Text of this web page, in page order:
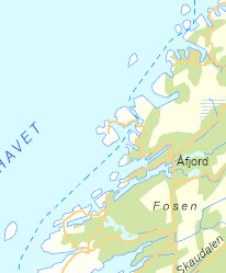
Kari Maries
Storstu Winstnes
Redskapshuset|